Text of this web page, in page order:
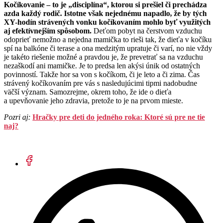
Kočíkovanie – to je „disciplína“, ktorou si prešiel či prechádza
azda každý rodič. Istotne však nejednému napadlo, že by tých
XY-hodín strávených vonku kočíkovaním mohlo byť využitých
aj efektívnejším spôsobom. Deťom pobyt na čerstvom vzduchu
odoprieť nemožno a nejedna mamička to rieši tak, že dieťa v kočíku
spí na balkóne či terase a ona medzitým upratuje či varí, no nie vždy
je takéto riešenie možné a pravdou je, že prevetrať sa na vzduchu
nezaškodí ani mamičke. Je to predsa len akýsi únik od ostatných
povinností. Takže hor sa von s kočíkom, či je leto a či zima. Čas
strávený kočíkovaním pre vás s nasledujúcimi tipmi nadobudne
väčší význam. Samozrejme, okrem toho, že ide o dieťa
a upevňovanie jeho zdravia, pretože to je na prvom mieste.
Pozri aj: Hračky pre deti do jedného roka: Ktoré sú pre ne tie
naj?